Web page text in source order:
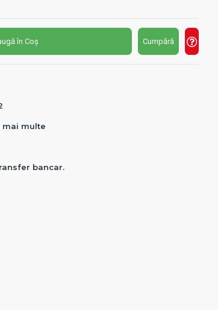
în Coș Cumpără
mai multe
bancar.